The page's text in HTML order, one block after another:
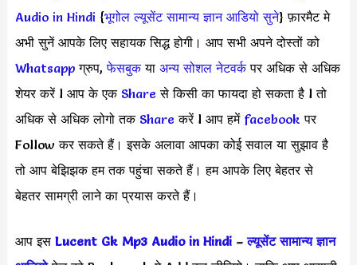
Audio in Hindi {भूगोल ल्यूसेंट सामान्य ज्ञान आडियो सुने} फ़ारमैट मे
अभी सुनें आपके लिए सहायक सिद्ध होगी। आप सभी अपने दोस्तों को
Whatsappग्रुप,फेसबुकया अन्य सोशल नेटवर्कपर अधिक से अधिक
शेयर करें l आप के एक Share से किसी का फायदा हो सकता है l तो
अधिक से अधिक लोगो तकShareकरें l आप हमें facebook पर
Follow कर सकते हैं। इसके अलावा आपका कोई सवाल या सुझाव है
तो आप बेझिझक हम तक पहुंचा सकते हैं। हम आपके लिए बेहतर से
बेहतर सामग्री लाने का प्रयास करते हैं।
आप इस Lucent Gk Mp3 Audio in Hindi–ल्यूसेंट सामान्य ज्ञान